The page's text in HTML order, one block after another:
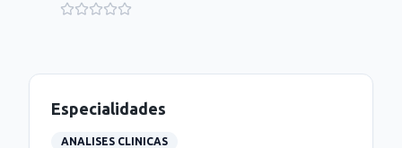
Especialidades
ANALISES CLINICAS